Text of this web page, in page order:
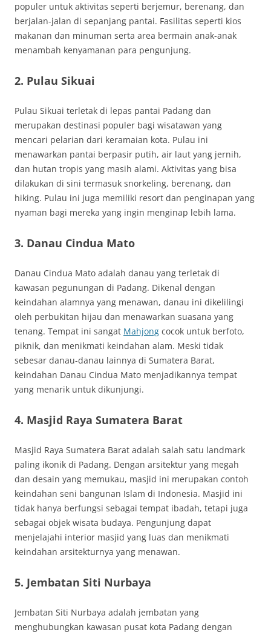
populer untuk aktivitas seperti berjemur, berenang, dan
berjalan-jalan di sepanjang pantai. Fasilitas seperti kios
makanan dan minuman serta area bermain anak-anak
menambah kenyamanan para pengunjung.
2. Pulau Sikuai
Pulau Sikuai terletak di lepas pantai Padang dan
merupakan destinasi populer bagi wisatawan yang
mencari pelarian dari keramaian kota. Pulau ini
menawarkan pantai berpasir putih, air laut yang jernih,
dan hutan tropis yang masih alami. Aktivitas yang bisa
dilakukan di sini termasuk snorkeling, berenang, dan
hiking. Pulau ini juga memiliki resort dan penginapan yang
nyaman bagi mereka yang ingin menginap lebih lama.
3. Danau Cindua Mato
Danau Cindua Mato adalah danau yang terletak di
kawasan pegunungan di Padang. Dikenal dengan
keindahan alamnya yang menawan, danau ini dikelilingi
oleh perbukitan hijau dan menawarkan suasana yang
tenang. Tempat ini sangat Mahjong cocok untuk berfoto,
piknik, dan menikmati keindahan alam. Meski tidak
sebesar danau-danau lainnya di Sumatera Barat,
keindahan Danau Cindua Mato menjadikannya tempat
yang menarik untuk dikunjungi.
4. Masjid Raya Sumatera Barat
Masjid Raya Sumatera Barat adalah salah satu landmark
paling ikonik di Padang. Dengan arsitektur yang megah
dan desain yang memukau, masjid ini merupakan contoh
keindahan seni bangunan Islam di Indonesia. Masjid ini
tidak hanya berfungsi sebagai tempat ibadah, tetapi juga
sebagai objek wisata budaya. Pengunjung dapat
menjelajahi interior masjid yang luas dan menikmati
keindahan arsitekturnya yang menawan.
5. Jembatan Siti Nurbaya
Jembatan Siti Nurbaya adalah jembatan yang
menghubungkan kawasan pusat kota Padang dengan